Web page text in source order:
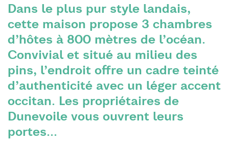
Dans le plus pur style landais,
cette maison propose 3 chambres
d’hôtes à 800 mètres de l’océan.
Convivial et situé au milieu des
pins, l’endroit offre un cadre teinté
d’authenticité avec un léger accent
occitan. Les propriétaires de
Dunevoile vous ouvrent leurs
portes...